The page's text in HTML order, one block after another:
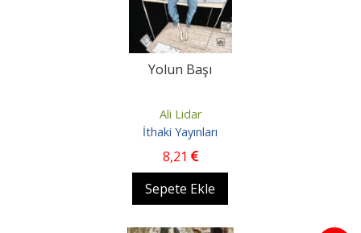
Yolun Başı
Ali Lidar
İthaki Yayınları
8,21
Sepete Ekle